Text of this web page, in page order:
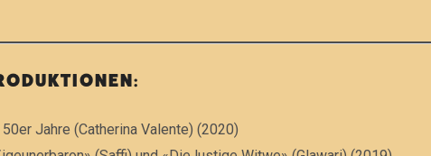
Jahre (Catherina Valente) (2020)